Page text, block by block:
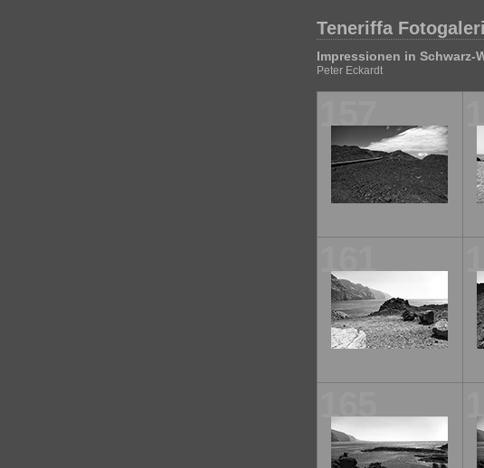
Teneriffa
Impressionen in Schwarz-
Peter Eckardt